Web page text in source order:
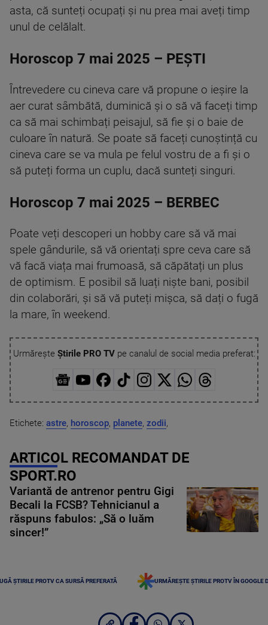
asta, că sunteți ocupați și nu prea mai aveți timp
unul de celălalt.
Horoscop 7 mai 2025 – PEȘTI
Întrevedere cu cineva care vă propune o ieșire la
aer curat sâmbătă, duminică și o să vă faceți timp
ca să mai schimbați peisajul, să fie și o baie de
culoare în natură. Se poate să faceți cunoștință cu
cineva care se va mula pe felul vostru de a fi și o
să puteți forma un cuplu, dacă sunteți singuri.
Horoscop 7 mai 2025 – BERBEC
Poate veți descoperi un hobby care să vă mai
spele gândurile, să vă orientați spre ceva care să
vă facă viața mai frumoasă, să căpătați un plus
de optimism. E posibil să luați niște bani, posibil
din colaborări, și să vă puteți mișca, să dați o fugă
la mare, în weekend.
Urmărește Știrile PRO TVpe canalul de social media preferat:
Etichete: astre, horoscop, planete, zodii,
ARTICOL RECOMANDAT DE
SPORT.RO
Variantă de antrenor pentru Gigi
Becali la FCSB? Tehnicianul a
răspuns fabulos: „Să o luăm
sincer!”
ȘTIRILE PROTV CA SURSĂ PREFERATĂ URMĂREȘTE ȘTIRILE PROTV ÎN GOOGLE